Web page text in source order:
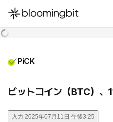
한국어
PiCK
ビットコイン（BTC）
入力 2025年07月11日 午後3:25